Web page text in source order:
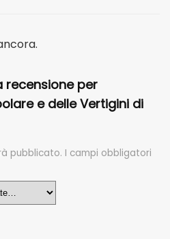
recensione per
e delle Vertigini di
pubblicato. I campi obbligatori